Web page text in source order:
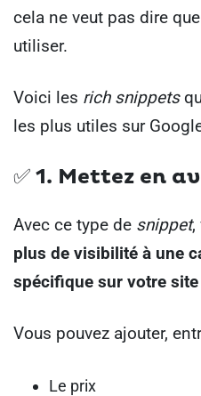
cela ne veut pas dire
utiliser.
Voici les rich snippets
les plus utiles sur
✅ 1. Mettez en
Avec ce type de snippet,
plus de visibilité à une
spécifique sur votre
Vous pouvez ajouter,
Le prix